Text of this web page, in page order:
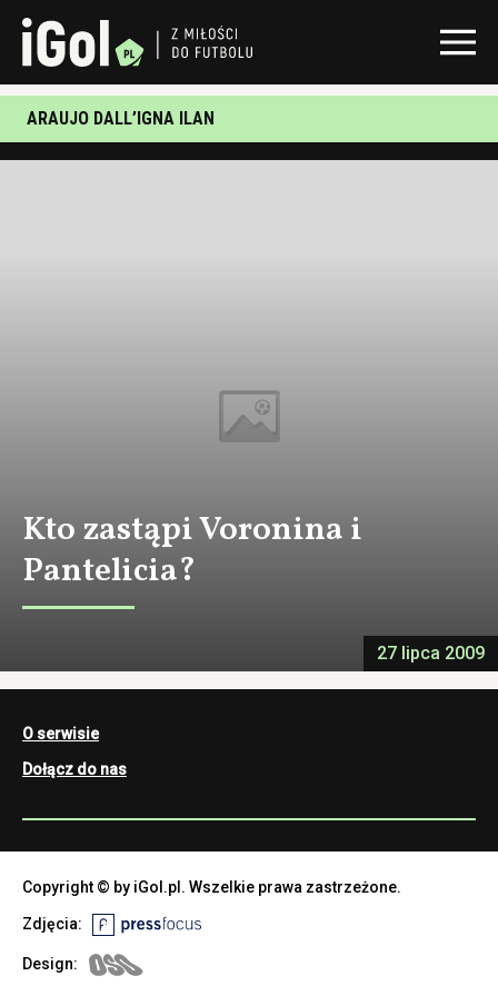
ARAUJO DALL’IGNA ILAN
27 lipca 2009
Kto zastąpi Voronina i
Pantelicia?
O serwisie
Dołącz do nas
Copyright © by iGol.pl. Wszelkie prawa zastrzeżone.
Zdjęcia:
Design: